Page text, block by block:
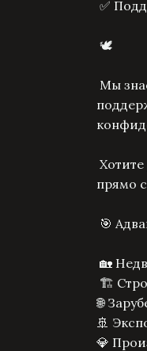
✅
🕊
Мы
прямо
🎯
🏡
🏗
🌐
🚢
💎